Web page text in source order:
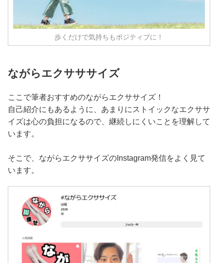
歩くだけで気持ちもポジティブに！
ながらエクサササイズ
ここで筆者おすすめのながらエクササイズ！
自己紹介にもあるように、あまりにストイックなエクササ
イズは心の負担になるので、継続しにくいことを理解して
います。
そこで、ながらエクササイズのInstagram発信をよく見て
います。